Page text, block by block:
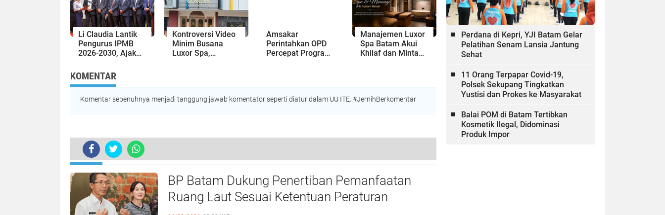
Tempat?
Li Claudia Lantik
Pengurus IPMB
2026-2030, Ajak
dan Sinergi
dengan Pemko
Batam
Kontroversi Video
Minim Busana
Luxor Spa,
Hukum
Amsakar
Perintahkan OPD
Percepat Program
Pembangunan
Lampaui 50
Manajemen Luxor
Spa Batam Akui
Khilaf dan Minta
KOMENTAR
Komentar sepenuhnya menjadi tanggung jawab komentator seperti diatur dalam UU ITE. #JernihBerkomentar
Kepala BP Batam Buka Komunikasi Seluasnya untuk Masyarakat Rempang
TERKINI
BP Batam Dukung Penertiban Pemanfaatan
Ruang Laut Sesuai Ketentuan Peraturan
Perdana di Kepri, YJI Batam Gelar
Pelatihan Senam Lansia Jantung
Sehat
11 Orang Terpapar Covid-19,
Polsek Sekupang Tingkatkan
Yustisi dan Prokes ke Masyarakat
Balai POM di Batam Tertibkan
Kosmetik Ilegal, Didominasi
Produk Impor